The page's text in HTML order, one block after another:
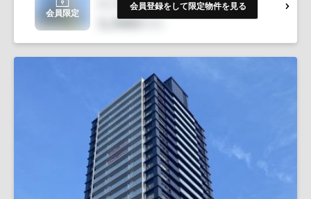
会員限定
会員登録をして限定物件を見る